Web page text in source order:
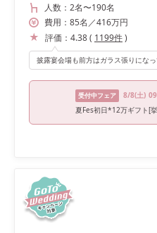
人数： 2名〜190名
費用： 85名 ／416万円
評価： 4.38( 1199件)
受付中フェア 8/8(土)